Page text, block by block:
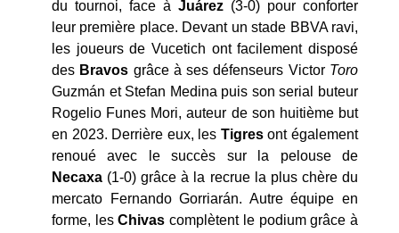
du tournoi, face à Juárez (3-0) pour conforter
leur première place. Devant un stade BBVA ravi,
les joueurs de Vucetich ont facilement disposé
des Bravos grâce à ses défenseurs Victor Toro
Guzmán et Stefan Medina puis son serial buteur
Rogelio Funes Mori, auteur de son huitième but
en 2023. Derrière eux, les Tigresont également
renoué avec le succès sur la pelouse de
Necaxa (1-0) grâce à la recrue la plus chère du
mercato Fernando Gorriarán. Autre équipe en
forme, lesChivas complètent le podium grâce à